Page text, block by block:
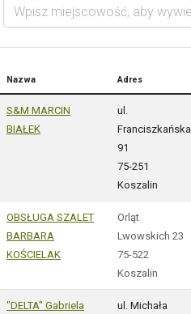
Nazwa Adres
S&M MARCIN
BIAŁEK
ul.
Franciszkańska
91
75-251
Koszalin
OBSŁUGA SZALET
BARBARA
KOŚCIELAK
Orląt
Lwowskich 23
75-522
Koszalin
"DELTA" Gabriela
ul. Michała